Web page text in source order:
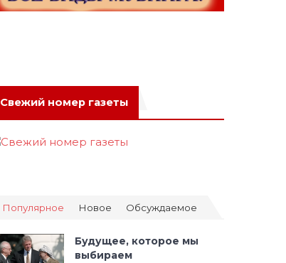
Свежий номер газеты
Популярное Новое Обсуждаемое
Будущее, которое мы
выбираем